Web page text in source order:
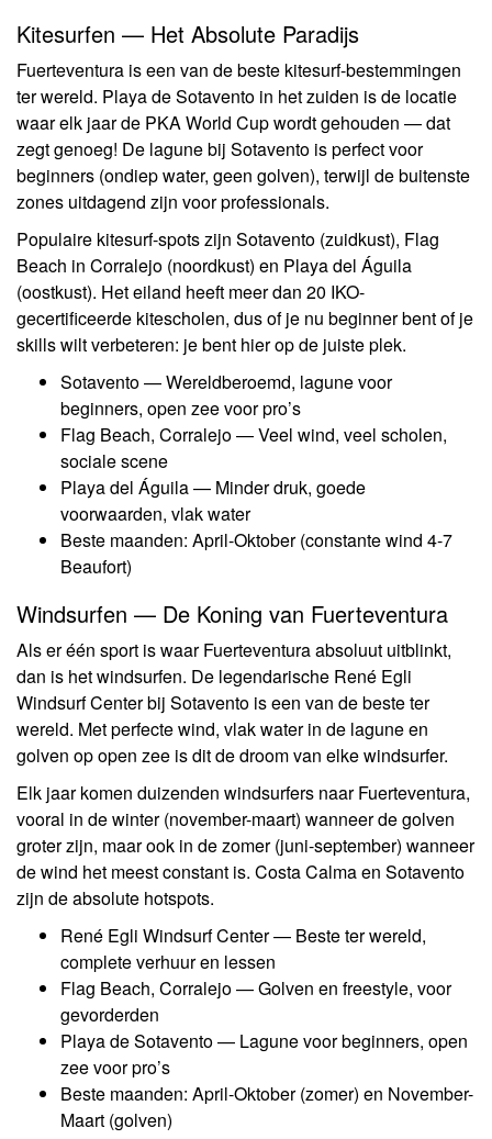
Kitesurfen — Het Absolute Paradijs
Fuerteventura is een van de beste kitesurf-bestemmingen
ter wereld. Playa de Sotavento in het zuiden is de locatie
waar elk jaar de PKA World Cup wordt gehouden — dat
zegt genoeg! De lagune bij Sotavento is perfect voor
beginners (ondiep water, geen golven), terwijl de buitenste
zones uitdagend zijn voor professionals.
Populaire kitesurf-spots zijn Sotavento (zuidkust), Flag
Beach in Corralejo (noordkust) en Playa del Águila
(oostkust). Het eiland heeft meer dan 20 IKO-
gecertificeerde kitescholen, dus of je nu beginner bent of je
skills wilt verbeteren: je bent hier op de juiste plek.
Sotavento — Wereldberoemd, lagune voor
beginners, open zee voor pro’s
Flag Beach, Corralejo — Veel wind, veel scholen,
sociale scene
Playa del Águila — Minder druk, goede
voorwaarden, vlak water
Beste maanden: April-Oktober (constante wind 4-7
Beaufort)
Windsurfen — De Koning van Fuerteventura
Als er één sport is waar Fuerteventura absoluut uitblinkt,
dan is het windsurfen. De legendarische René Egli
Windsurf Center bij Sotavento is een van de beste ter
wereld. Met perfecte wind, vlak water in de lagune en
golven op open zee is dit de droom van elke windsurfer.
Elk jaar komen duizenden windsurfers naar Fuerteventura,
vooral in de winter (november-maart) wanneer de golven
groter zijn, maar ook in de zomer (juni-september) wanneer
de wind het meest constant is. Costa Calma en Sotavento
zijn de absolute hotspots.
René Egli Windsurf Center — Beste ter wereld,
complete verhuur en lessen
Flag Beach, Corralejo — Golven en freestyle, voor
gevorderden
Playa de Sotavento — Lagune voor beginners, open
zee voor pro’s
Beste maanden: April-Oktober (zomer) en November-
Maart (golven)